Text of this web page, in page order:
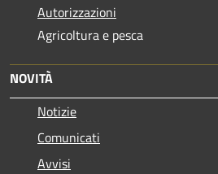
Autorizzazioni
Agricoltura e pesca
NOVITÀ
Notizie
Comunicati
Avvisi